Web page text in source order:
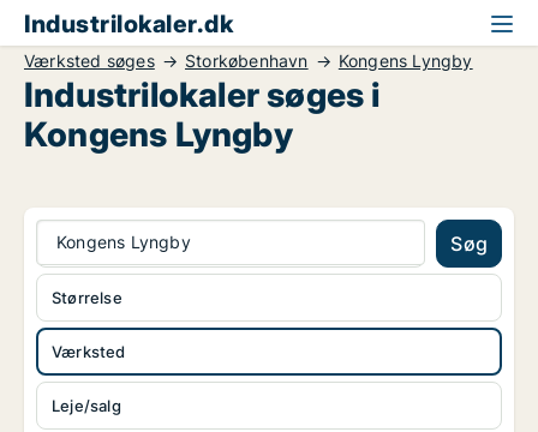
Industrilokaler.dk
Værksted søges Storkøbenhavn Kongens Lyngby
Industrilokaler søges i
Kongens Lyngby
Kongens Lyngby Søg
Værksted
Leje/salg
Størrelse